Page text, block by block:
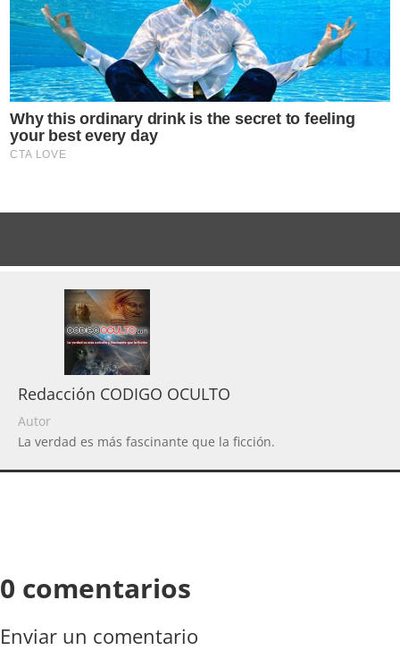
Redacción CODIGO OCULTO
Autor
La verdad es más fascinante que la ficción.
0 comentarios
Enviar un comentario